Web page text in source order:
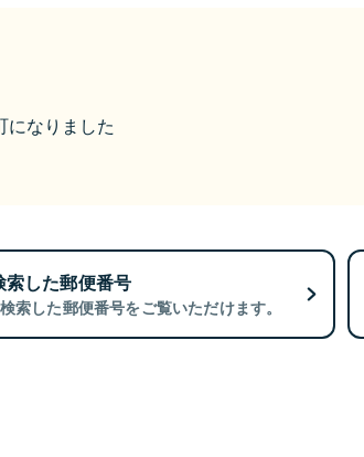
になりました
索した郵便番号
索した郵便番号をご覧いただけます。